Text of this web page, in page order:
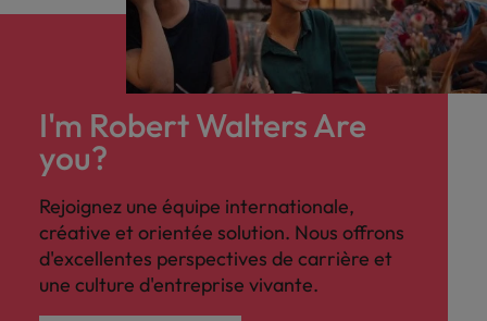
I'm Robert Walters Are
you?
Rejoignez une équipe internationale,
créative et orientée solution. Nous offrons
d'excellentes perspectives de carrière et
une culture d'entreprise vivante.